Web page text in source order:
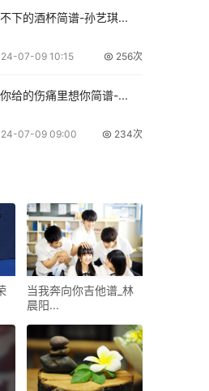
下的酒杯简谱-孙艺琪...
07-09 10:15 256次
给的伤痛里想你简谱-...
07-09 09:00 234次
当我奔向你吉他谱_林
晨阳...